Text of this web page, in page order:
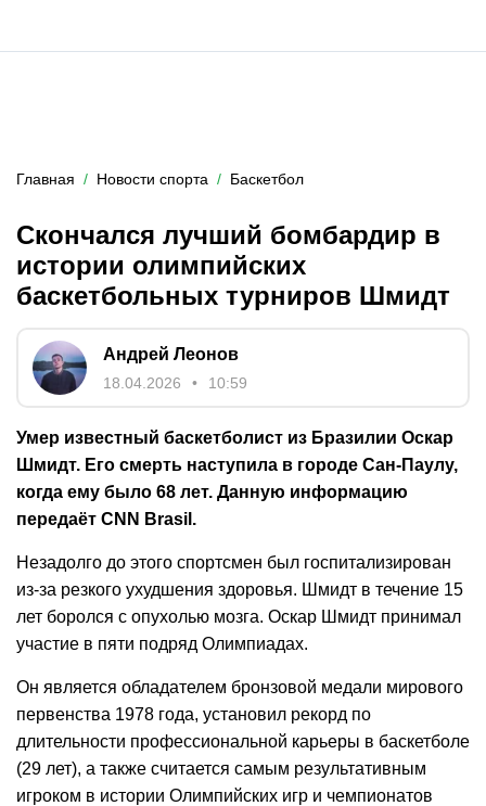
Главная Новости спорта Баскетбол
Скончался лучший бомбардир в
истории олимпийских
баскетбольных турниров Шмидт
Андрей Леонов
18.04.2026 10:59
Умер известный баскетболист из Бразилии Оскар
Шмидт. Его смерть наступила в городе Сан-Паулу,
когда ему было 68 лет. Данную информацию
передаёт CNN Brasil.
Незадолго до этого спортсмен был госпитализирован
из-за резкого ухудшения здоровья. Шмидт в течение 15
лет боролся с опухолью мозга. Оскар Шмидт принимал
участие в пяти подряд Олимпиадах.
Он является обладателем бронзовой медали мирового
первенства 1978 года, установил рекорд по
длительности профессиональной карьеры в баскетболе
(29 лет), а также считается самым результативным
игроком в истории Олимпийских игр и чемпионатов